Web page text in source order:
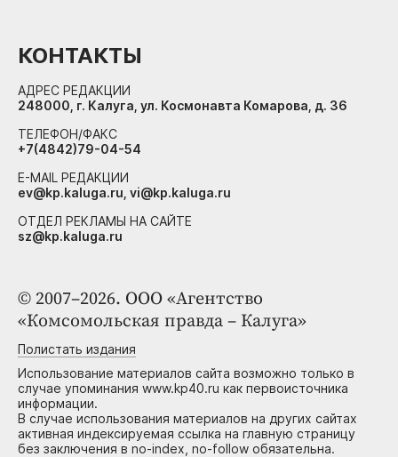
© 2007–2026. ООО «Агентство
«Комсомольская правда – Калуга»
Полистать издания
Использование материалов сайта возможно только в
случае упоминания www.kp40.ru как первоисточника
информации.
В случае использования материалов на других сайтах
активная индексируемая ссылка на главную страницу
без заключения в no-index, no-follow обязательна.
КОНТАКТЫ
АДРЕС РЕДАКЦИИ
248000, г. Калуга, ул. Космонавта Комарова, д. 36
ТЕЛЕФОН/ФАКС
+7(4842)79-04-54
E-MAIL РЕДАКЦИИ
ev@kp.kaluga.ru, vi@kp.kaluga.ru
ОТДЕЛ РЕКЛАМЫ НА САЙТЕ
sz@kp.kaluga.ru